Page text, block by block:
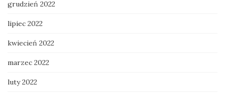
grudzień 2022
lipiec 2022
kwiecień 2022
marzec 2022
luty 2022